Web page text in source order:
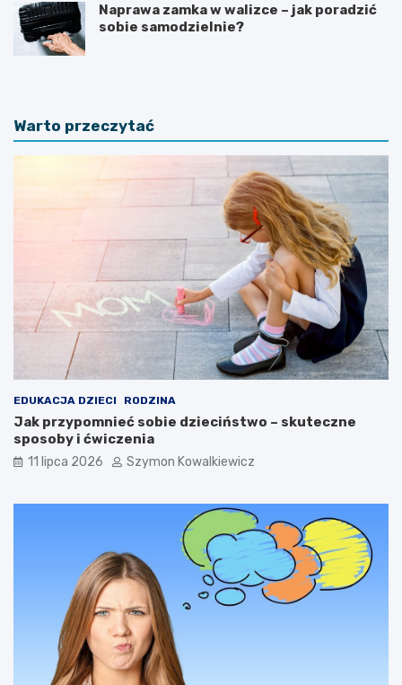
Naprawa zamka w walizce – jak poradzić
sobie samodzielnie?
Warto przeczytać
EDUKACJA DZIECI RODZINA
Jak przypomnieć sobie dzieciństwo – skuteczne
sposoby i ćwiczenia
11 lipca 2026 Szymon Kowalkiewicz